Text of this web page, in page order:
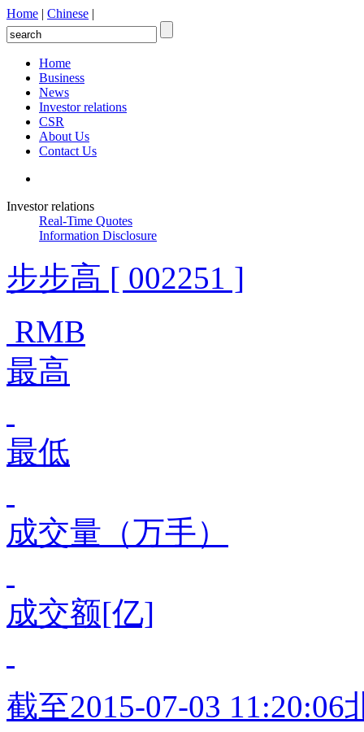
Home | Chinese |
Home
Business
News
Investor relations
CSR
About Us
Contact Us
Investor relations
Real-Time Quotes
Information Disclosure
步步高 [ 002251 ]
RMB
最高
最低
成交量（万手）
成交额[亿]
截至2015-07-03 11:20:06